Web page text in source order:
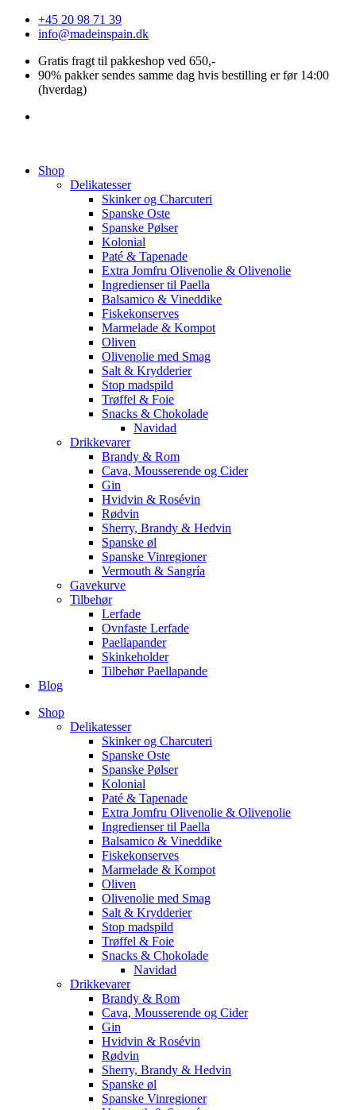
Videre+45 20 98 71 39
info@madeinspain.dk
Gratis fragt til pakkeshop ved 650,-
90% pakker sendes samme dag hvis bestilling er før 14:00
(hverdag)
Shop
Delikatesser
Skinker og Charcuteri
Spanske Oste
Spanske Pølser
Kolonial
Paté & Tapenade
Extra Jomfru Olivenolie & Olivenolie
Ingredienser til Paella
Balsamico & Vineddike
Fiskekonserves
Marmelade & Kompot
Oliven
Olivenolie med Smag
Salt & Krydderier
Stop madspild
Trøffel & Foie
Snacks & Chokolade
Navidad
Drikkevarer
Brandy & Rom
Cava, Mousserende og Cider
Gin
Hvidvin & Rosévin
Rødvin
Sherry, Brandy & Hedvin
Spanske øl
Spanske Vinregioner
Vermouth & Sangría
Gavekurve
Tilbehør
Lerfade
Ovnfaste Lerfade
Paellapander
Skinkeholder
Tilbehør Paellapande
Blog
Shop
Delikatesser
Skinker og Charcuteri
Spanske Oste
Spanske Pølser
Kolonial
Paté & Tapenade
Extra Jomfru Olivenolie & Olivenolie
Ingredienser til Paella
Balsamico & Vineddike
Fiskekonserves
Marmelade & Kompot
Oliven
Olivenolie med Smag
Salt & Krydderier
Stop madspild
Trøffel & Foie
Snacks & Chokolade
Navidad
Drikkevarer
Brandy & Rom
Cava, Mousserende og Cider
Gin
Hvidvin & Rosévin
Rødvin
Sherry, Brandy & Hedvin
Spanske øl
Spanske Vinregioner